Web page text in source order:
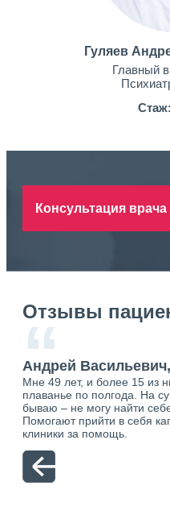
Гуляев
Главный
Стаж:
Консультация
Отзывы
“
Андрей
Мне 49 лет, и более 15 из
плаванье по полгода. На
бываю – не могу найти
Помогают прийти в себя
клиники за помощь.